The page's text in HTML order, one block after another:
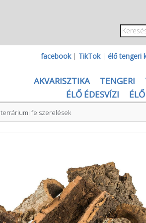
facebook| TikTok| élő tengeri
AKVARISZTIKA TENGERI
ÉLŐ ÉDESVÍZI
terráriumi felszerelések